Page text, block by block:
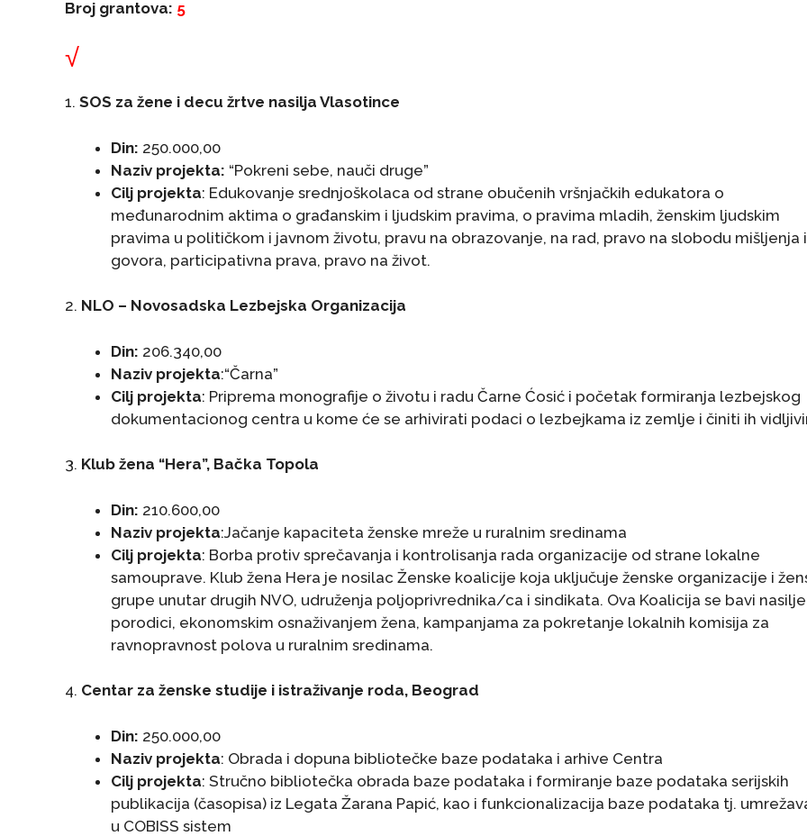
Broj grantova: 5
√
1. SOS za žene i decu žrtve nasilja Vlasotince
Din: 250.000,00
Naziv projekta: “Pokreni sebe, nauči druge”
Cilj projekta: Edukovanje srednjoškolaca od strane obučenih vršnjačkih edukatora o
međunarodnim aktima o građanskim i ljudskim pravima, o pravima mladih, ženskim ljudskim
pravima u političkom i javnom životu, pravu na obrazovanje, na rad, pravo na slobodu mišljenja i
govora, participativna prava, pravo na život.
2. NLO – Novosadska Lezbejska Organizacija
Din: 206.340,00
Naziv projekta:“Čarna”
Cilj projekta: Priprema monografije o životu i radu Čarne Ćosić i početak formiranja lezbejskog
dokumentacionog centra u kome će se arhivirati podaci o lezbejkama iz zemlje i činiti ih
3. Klub žena “Hera”, Bačka Topola
Din: 210.600,00
Naziv projekta:Jačanje kapaciteta ženske mreže u ruralnim sredinama
Cilj projekta: Borba protiv sprečavanja i kontrolisanja rada organizacije od strane lokalne
samouprave. Klub žena Hera je nosilac Ženske koalicije koja uključuje ženske organizacije i
grupe unutar drugih NVO, udruženja poljoprivrednika/ca i sindikata. Ova Koalicija se bavi
porodici, ekonomskim osnaživanjem žena, kampanjama za pokretanje lokalnih komisija za
ravnopravnost polova u ruralnim sredinama.
4. Centar za ženske studije i istraživanje roda, Beograd
Din: 250.000,00
Naziv projekta: Obrada i dopuna bibliotečke baze podataka i arhive Centra
Cilj projekta: Stručno bibliotečka obrada baze podataka i formiranje baze podataka serijskih
publikacija (časopisa) iz Legata Žarana Papić, kao i funkcionalizacija baze podataka tj.
u COBISS sistem